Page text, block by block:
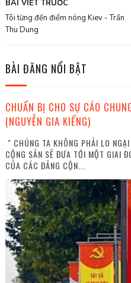
BÀI VIẾT TRƯỚC
Tôi từng đến điểm nóng Kiev - Trần
Thu Dung
BÀI ĐĂNG NỔI BẬT
CHUẨN BỊ CHO SỰ CÁO
(NGUYỄN GIA KIỂNG)
" CHÚNG TA KHÔNG PHẢI LO
CỘNG SẢN SẼ ĐƯA TỚI MỘT GIAI
CỦA CÁC ĐẢNG CỘN...